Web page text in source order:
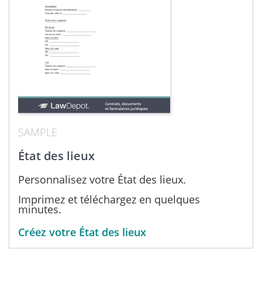
SAMPLE
État des lieux
Personnalisez votre État des lieux.
Imprimez et téléchargez en quelques
minutes.
Créez votre État des lieux